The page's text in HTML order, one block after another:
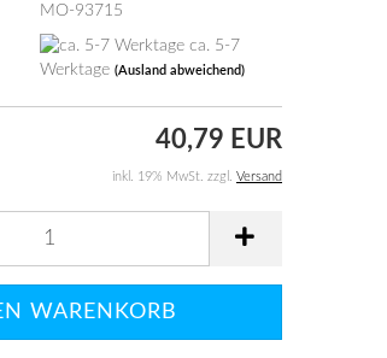
MO-93715
ca. 5-7
Werktage(Ausland abweichend)
40,79 EUR
inkl. 19% MwSt. zzgl. Versand